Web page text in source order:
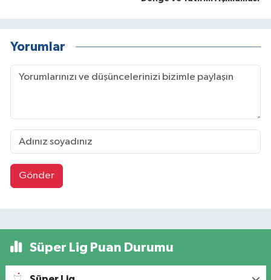
Yorumlar
Gönder
Süper Lig Puan Durumu